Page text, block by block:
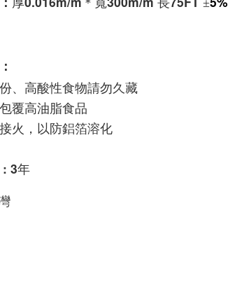
±
、高酸性食物請勿久藏
覆高油脂食品
火，以防鋁箔溶化
3年